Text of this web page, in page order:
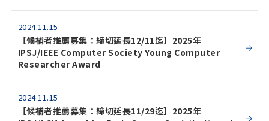
2024.11.15
【候補者推薦募集：締切延長12/11迄】2025年
IPSJ/IEEE Computer Society Young Computer
Researcher Award
2024.11.15
【候補者推薦募集：締切延長11/29迄】2025年